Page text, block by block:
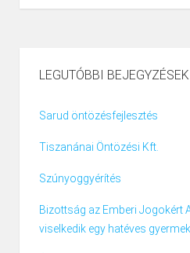
LEGUTÓBBI BEJEGYZÉSEK
Sarud öntözésfejlesztés
Tiszanánai Öntözési Kft.
Szúnyoggyérítés
Bizottság az Emberi Jogokért
viselkedik egy hatéves